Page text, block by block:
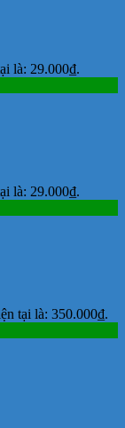
là: 29.000₫.
là: 29.000₫.
tại là: 350.000₫.